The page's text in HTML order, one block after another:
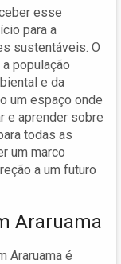
esse
para a
sustentáveis. O
população
e da
um espaço onde
e aprender sobre
todas as
um marco
a um futuro
Araruama
Araruama é